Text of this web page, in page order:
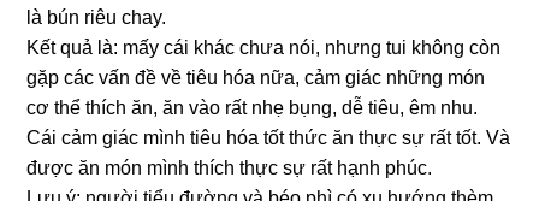
là bún riêu chay.
Kết quả là: mấy cái khác chưa nói, nhưng tui không còn
gặp các vấn đề về tiêu hóa nữa, cảm giác những món
cơ thể thích ăn, ăn vào rất nhẹ bụng, dễ tiêu, êm nhu.
Cái cảm giác mình tiêu hóa tốt thức ăn thực sự rất tốt. Và
được ăn món mình thích thực sự rất hạnh phúc.